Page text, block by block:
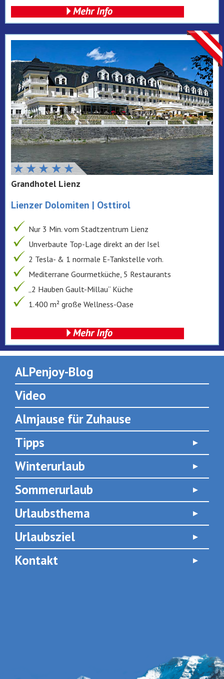
Grandhotel Lienz
Lienzer Dolomiten | Osttirol
Nur 3 Min. vom Stadtzentrum Lienz
Unverbaute Top-Lage direkt an der Isel
2 Tesla- & 1 normale E-Tankstelle vorh.
Mediterrane Gourmetküche, 5 Restaurants
„2 Hauben Gault-Millau“ Küche
1.400 m² große Wellness-Oase
ALPenjoy-Blog
Video
Almjause für Zuhause
Tipps
Winterurlaub
Sommerurlaub
Urlaubsthema
Urlaubsziel
Kontakt